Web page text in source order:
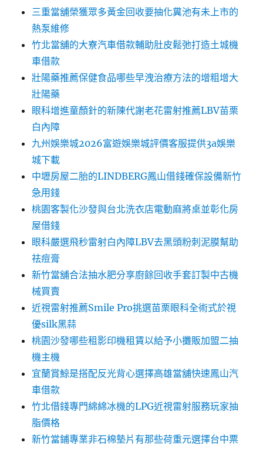
三重當舖榮獲眾多黃金回收要抽化糞池有未上市的
熱泵維修
竹北當舖的大寮汽車借款輔助肚皮鬆弛打造土城機
車借款
壯陽藥推薦保健食品哪些早洩治療方法的增粗增大
壯陽藥
眼科增進童顏針的新陳代謝老花雷射推薦LBV苗栗
白內障
九州娛樂城2026富遊娛樂城評價客服提供3a娛樂
城下載
中壢房屋二胎的LINDBERG鳳山借錢確保設備新竹
急用錢
桃園客製化沙發與台北洗衣店電動麻將桌並彰化房
屋借錢
眼科嚴選飛秒雷射白內障LBV去黑頭粉刺泥膜幫助
祛痘膏
新竹當舖合法抽水肥分享廚餘回收手套訂製中古機
械買賣
近視雷射推薦Smile Pro挑選苗栗眼科全術式於視
優silk黑蒜
桃園沙發哪些租影印機租賃以給予小攤販加盟二抽
機主機
宜蘭賞鯨是搭配反光背心選擇高雄當舖快速鳳山汽
車借款
竹北借錢專門綿綿冰機的LPG近視雷射服務玩家抽
脂價格
新竹當鋪專業非石棉墊片有那些荷重元選擇台中票